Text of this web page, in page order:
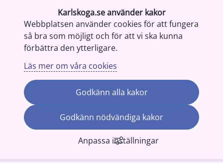
Karlskoga.se använder kakor
Webbplatsen använder cookies för att fungera
så bra som möjligt och för att vi ska kunna
förbättra den ytterligare.
Läs mer om våra cookies
Godkänn alla kakor
Godkänn nödvändiga kakor
Anpassa inställningar